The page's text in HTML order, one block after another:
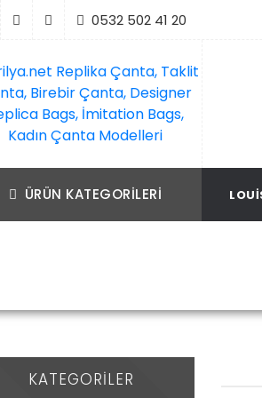
0532 502 41 20
Kadın Çanta Modelleri
ÜRÜN KATEGORILERI
KATEGORILER